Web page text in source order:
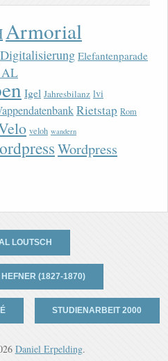
Armorial
Digitalisierung Elefantenparade
AL
Igel Jahresbilanz lvi
Rietstap Rom
veloh wandern
Wordpress
LOUTSCH
HEFNER (1827-1870)
STUDIENARBEIT 2000
Daniel Erpelding.